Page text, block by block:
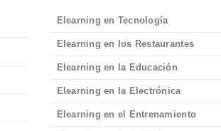
Elearning en Tecnología
Elearning en los Restaurantes
Elearning en la Educación
Elearning en la Electrónica
Elearning en el Entrenamiento